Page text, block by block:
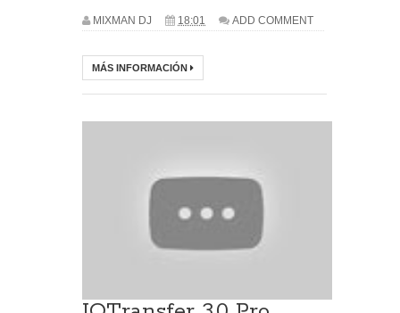
MIXMAN DJ 18:01 ADD COMMENT
MÁS INFORMACIÓN